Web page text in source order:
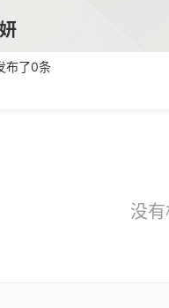
布了0条
没